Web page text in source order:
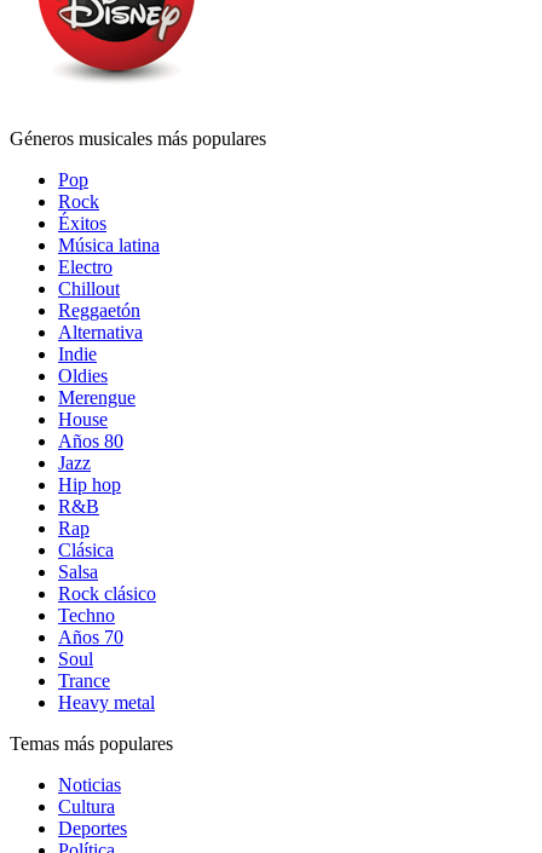
Géneros musicales más populares
Pop
Rock
Éxitos
Música latina
Electro
Chillout
Reggaetón
Alternativa
Indie
Oldies
Merengue
House
Años 80
Jazz
Hip hop
R&B
Rap
Clásica
Salsa
Rock clásico
Techno
Años 70
Soul
Trance
Heavy metal
Temas más populares
Noticias
Cultura
Deportes